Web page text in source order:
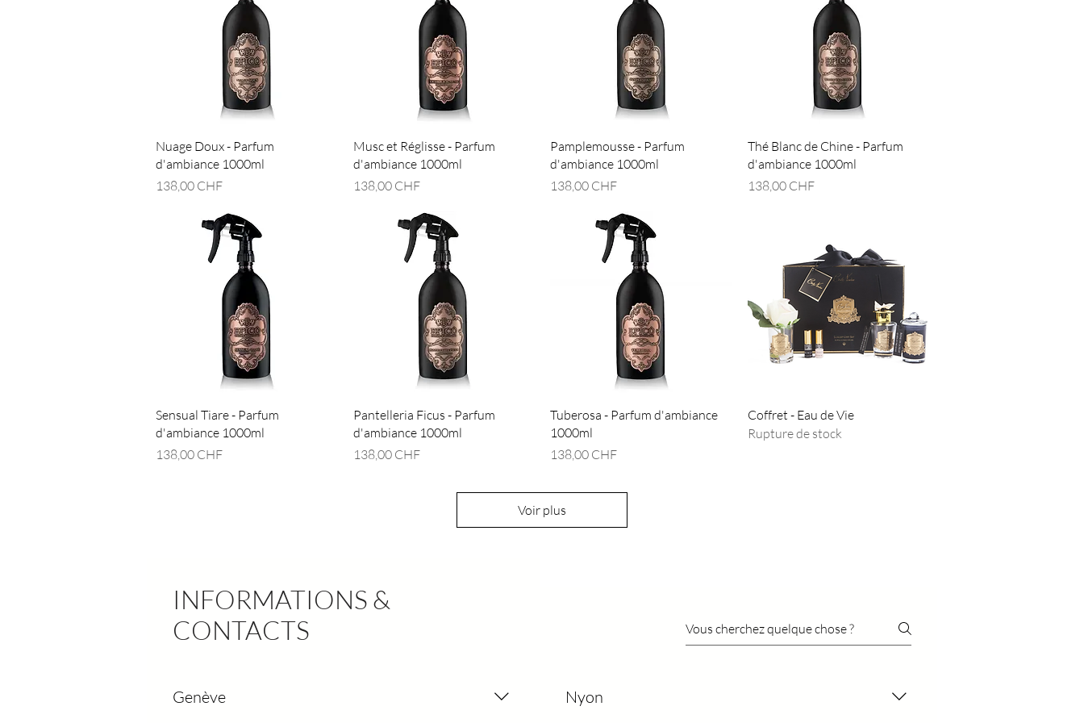
Aperçu rapide
Nuage Doux - Parfum
d'ambiance 1000ml
Prix
138,00 CHF
Aperçu rapide
Musc et Réglisse - Parfum
d'ambiance 1000ml
Prix
138,00 CHF
Aperçu rapide
Pamplemousse - Parfum
d'ambiance 1000ml
Prix
138,00 CHF
Aperçu rapide
Thé Blanc de Chine - Parfum
d'ambiance 1000ml
Prix
138,00 CHF
Aperçu rapide
Sensual Tiare - Parfum
d'ambiance 1000ml
Prix
138,00 CHF
Aperçu rapide
Pantelleria Ficus - Parfum
d'ambiance 1000ml
Prix
138,00 CHF
Aperçu rapide
Tuberosa - Parfum d'ambiance
1000ml
Prix
138,00 CHF
Aperçu rapide
Coffret - Eau de Vie
Rupture de stock
Voir plus
INFORMATIONS &
CONTACTS
Genève Nyon